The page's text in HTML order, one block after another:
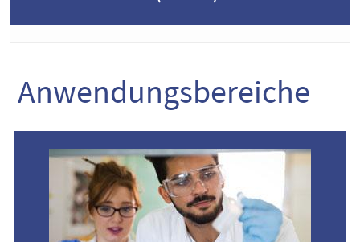
Anwendungsbereiche